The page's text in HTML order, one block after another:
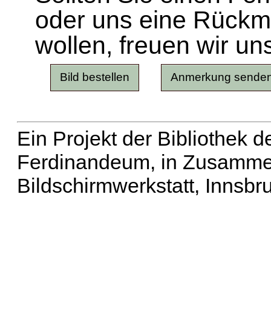
oder uns eine
wollen, freuen wir
Ein Projekt der Bibliothek
Ferdinandeum, in
Bildschirmwerkstatt,